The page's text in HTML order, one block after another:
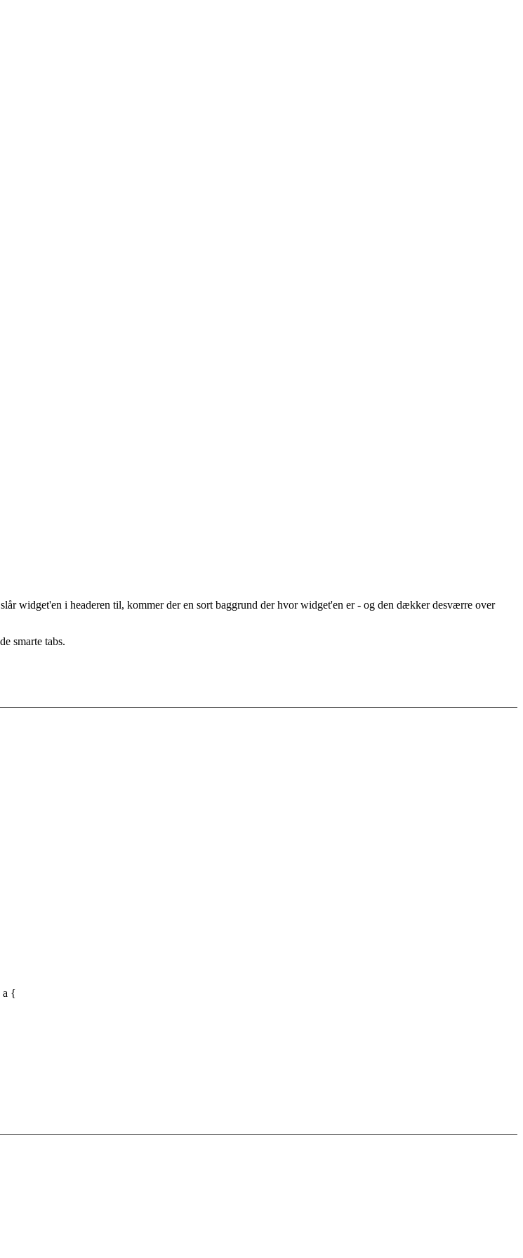
widget'en i headeren til, kommer der en sort baggrund der hvor widget'en er - og den dækker desværre over
smarte tabs.
a {